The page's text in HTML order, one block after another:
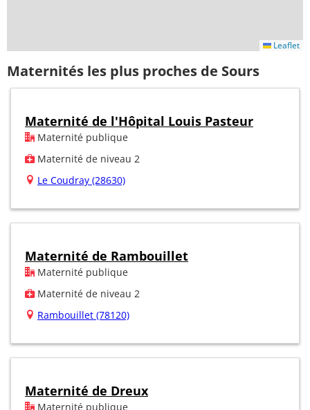
Leaflet
Maternités les plus proches de Sours
Maternité de l'Hôpital Louis Pasteur
Maternité publique
Maternité de niveau 2
Le Coudray (28630)
Maternité de Rambouillet
Maternité publique
Maternité de niveau 2
Rambouillet (78120)
Maternité de Dreux
Maternité publique